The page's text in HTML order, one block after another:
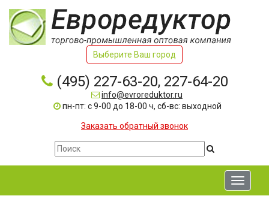
Выберите Ваш город
(495) 227-63-20, 227-64-20
info@evroreduktor.ru
пн-пт: с 9-00 до 18-00 ч, сб-вс: выходной
Заказать обратный звонок
Toggle